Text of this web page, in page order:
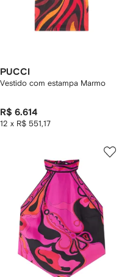
PUCCI
Vestido com estampa Marmo
R$ 6.614
12 x R$ 551,17